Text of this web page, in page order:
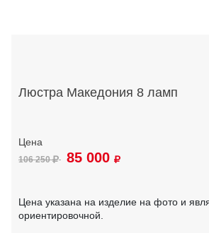
Люстра Македония 8 ламп
106 250 85 000
Цена указана на изделие на фото и
ориентировочной.